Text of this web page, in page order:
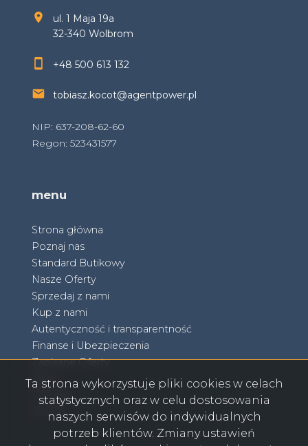
ul. 1 Maja 19a
32-340 Wolbrom
+48 500 613 132
tobiasz.kocot@agentpower.pl
NIP: 637-208-62-60
Regon: 523431577
menu
Strona główna
Poznaj nas
Standard Butikowy
Nasze Oferty
Sprzedaj z nami
Kup z nami
Autentyczność i transparentność
Finanse i Ubezpieczenia
Zapisane Oferty
Blog
Kontakt
RODO
Ta strona wykorzystuje pliki cookies w celach
statystycznych oraz w celu dostosowania
naszych serwisów do indywidualnych
potrzeb klientów. Zmiany ustawień